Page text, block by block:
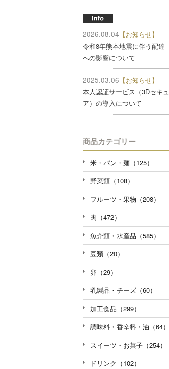
2026.08.04 【お知らせ】
令和8年熊本地震に伴う配達
への影響について
2025.03.06 【お知らせ】
本人認証サービス（3Dセキュ
ア）の導入について
商品カテゴリー
米・パン・麺（125）
野菜類（108）
フルーツ・果物（208）
肉（472）
魚介類・水産品（585）
豆類（20）
卵（29）
乳製品・チーズ（60）
加工食品（299）
調味料・香辛料・油（64）
スイーツ・お菓子（254）
ドリンク（102）